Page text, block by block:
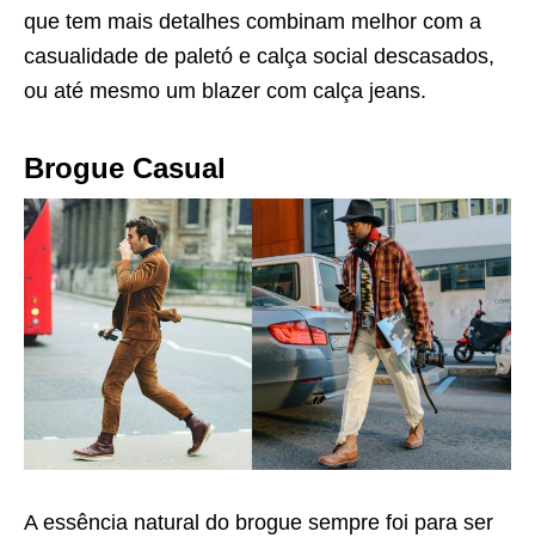
que tem mais detalhes combinam melhor com a
casualidade de paletó e calça social descasados,
ou até mesmo um blazer com calça jeans.
Brogue Casual
A essência natural do brogue sempre foi para ser